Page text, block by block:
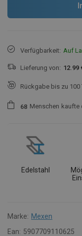
Verfügbarkeit: Auf
Lieferung von: 12.99
Rückgabe bis zu 100
68 Menschen kaufte
Edelstahl
Marke: Mexen
Ean: 5907709110625